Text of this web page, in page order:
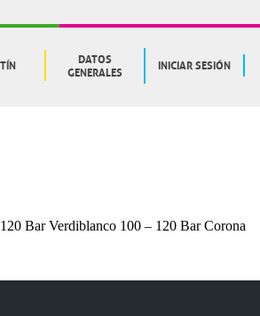
DATOS
GENERALES
INICIAR SESIÓN
Bar Verdiblanco 100 – 120 Bar Corona